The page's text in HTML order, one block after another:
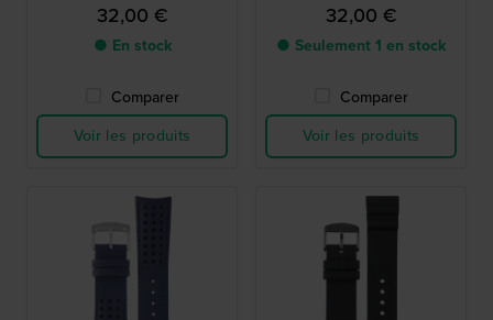
32,00 €
● En stock
Comparer
Voir les produits
32,00 €
● Seulement 1 en stock
Comparer
Voir les produits